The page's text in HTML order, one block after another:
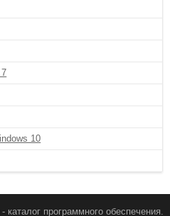
10
программного обеспечения.